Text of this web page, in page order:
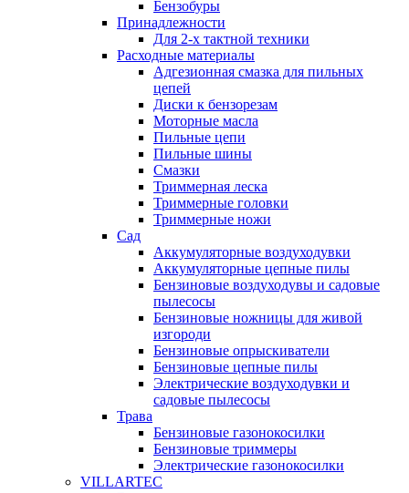
Бензобуры
Принадлежности
Для 2-х тактной техники
Расходные материалы
Адгезионная смазка для пильных
цепей
Диски к бензорезам
Моторные масла
Пильные цепи
Пильные шины
Смазки
Триммерная леска
Триммерные головки
Триммерные ножи
Сад
Аккумуляторные воздуходувки
Аккумуляторные цепные пилы
Бензиновые воздуходувы и садовые
пылесосы
Бензиновые ножницы для живой
изгороди
Бензиновые опрыскиватели
Бензиновые цепные пилы
Электрические воздуходувки и
садовые пылесосы
Трава
Бензиновые газонокосилки
Бензиновые триммеры
Электрические газонокосилки
VILLARTEC